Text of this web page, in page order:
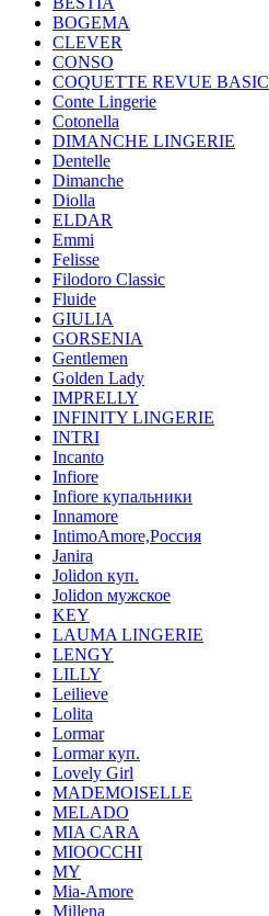
BOGEMA
CLEVER
CONSO
COQUETTE REVUE BASIC
Conte Lingerie
Cotonella
DIMANCHE LINGERIE
Dentelle
Dimanche
Diolla
ELDAR
Emmi
Felisse
Filodoro Classic
Fluide
GIULIA
GORSENIA
Gentlemen
Golden Lady
IMPRELLY
INFINITY LINGERIE
INTRI
Incanto
Infiore
Infiore купальники
Innamore
IntimoAmore,Россия
Janira
Jolidon куп.
Jolidon мужское
KEY
LAUMA LINGERIE
LENGY
LILLY
Leilieve
Lolita
Lormar
Lormar куп.
Lovely Girl
MADEMOISELLE
MELADO
MIA CARA
MIOOCCHI
MY
Mia-Amore
Millena